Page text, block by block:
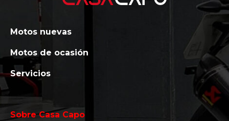
Motos nuevas
Motos de ocasión
Servicios
Sobre Casa Capo